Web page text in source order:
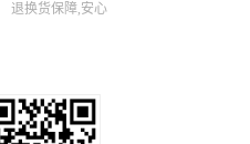
退换货保障,安心